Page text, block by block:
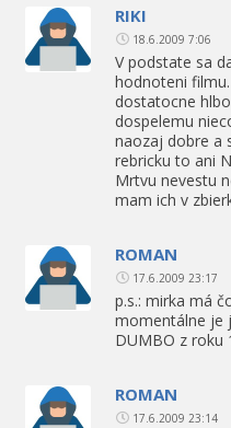
RIKI
18.6.2009 7:06
V podstate sa
hodnoteni
dostatocne
dospelemu
naozaj dobre a
rebricku to ani
Mrtvu nevestu
mam ich v
ROMAN
17.6.2009 23:17
p.s.: mirka má
momentálne je
DUMBO z roku
ROMAN
17.6.2009 23:14